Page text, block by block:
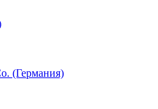
(Германия)